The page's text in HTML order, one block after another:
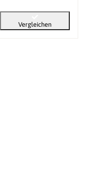
Vergleichen